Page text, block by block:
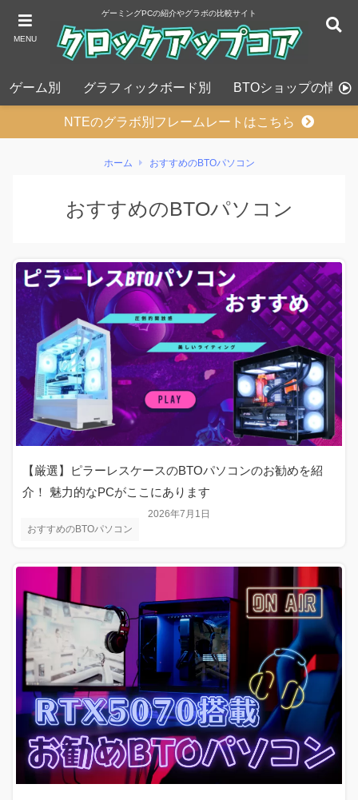
MENU
ゲーミングPCの紹介やグラボの比較サイト
ゲーム別 グラフィックボード別 BTOショップの情報
NTEのグラボ別フレームレートはこちら
ホーム おすすめのBTOパソコン
おすすめのBTOパソコン
おすすめのBTOパソコン
2026年7月1日
【厳選】ピラーレスケースのBTOパソコンのお勧めを紹
介！ 魅力的なPCがここにあります